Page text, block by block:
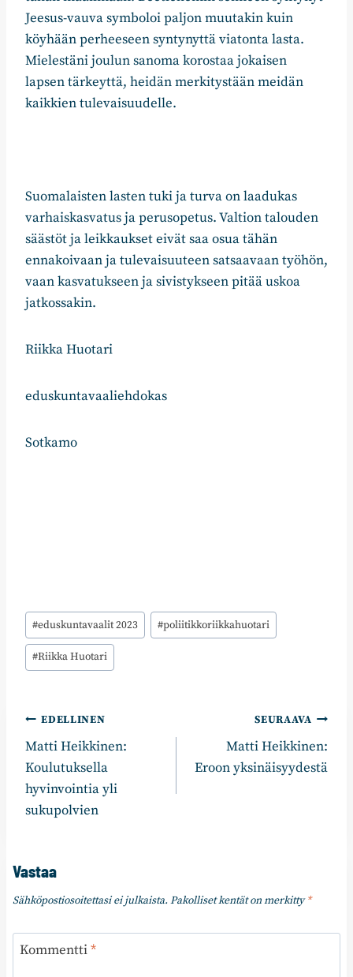
Jeesus-vauva symboloi paljon muutakin kuin
köyhään perheeseen syntynyttä viatonta lasta.
Mielestäni joulun sanoma korostaa jokaisen
lapsen tärkeyttä, heidän merkitystään meidän
kaikkien tulevaisuudelle.
Suomalaisten lasten tuki ja turva on laadukas
varhaiskasvatus ja perusopetus. Valtion talouden
säästöt ja leikkaukset eivät saa osua tähän
ennakoivaan ja tulevaisuuteen satsaavaan työhön,
vaan kasvatukseen ja sivistykseen pitää uskoa
jatkossakin.
Riikka Huotari
eduskuntavaaliehdokas
Sotkamo
Avainsanat:
#eduskuntavaalit 2023 #poliitikkoriikkahuotari
#Riikka Huotari
Artikkelien
selaus
EDELLINEN
Matti Heikkinen:
Koulutuksella
hyvinvointia yli
sukupolvien
SEURAAVA
Matti Heikkinen:
Eroon yksinäisyydestä
Vastaa
Sähköpostiosoitettasi ei julkaista. Pakolliset kentät on merkitty*
Kommentti*